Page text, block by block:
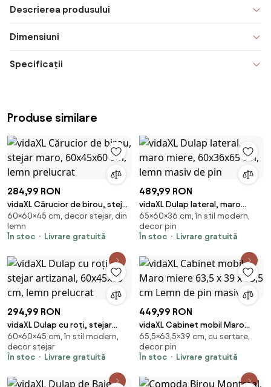
Descrierea produsului
Dimensiuni
Specificații
Produse similare
284,99 RON
vidaXL Cărucior de birou, stejar
maro, 60x45x60 cm, lemn
prelucrat
60×60×45 cm, decor stejar, din
lemn
În stoc
Livrare gratuită
489,99 RON
vidaXL Dulap lateral, maro
miere, 60x36x65 cm, lemn
masiv de pin
65×60×36 cm, în stil modern,
decor pin
În stoc
Livrare gratuită
294,99 RON
vidaXL Dulap cu roți, stejar
artizanal, 60x45x60 cm, lemn
prelucrat
60×60×45 cm, în stil modern,
decor stejar
În stoc
Livrare gratuită
449,99 RON
vidaXL Cabinet mobil Maro
miere 63,5 x 39 x 65,5 cm Lemn
de pin masiv
65,5×63,5×39 cm, cu sertare,
decor pin
În stoc
Livrare gratuită